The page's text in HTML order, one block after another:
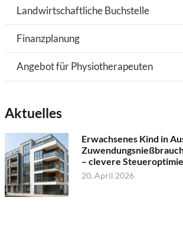
Landwirtschaftliche Buchstelle
Finanzplanung
Angebot für Physiotherapeuten
Aktuelles
Erwachsenes Kind in
– clevere
20. April 2026